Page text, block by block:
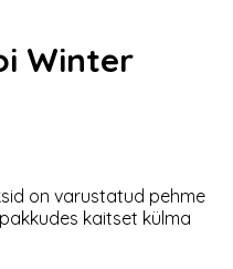
Winter
on varustatud pehme
kaitset külma